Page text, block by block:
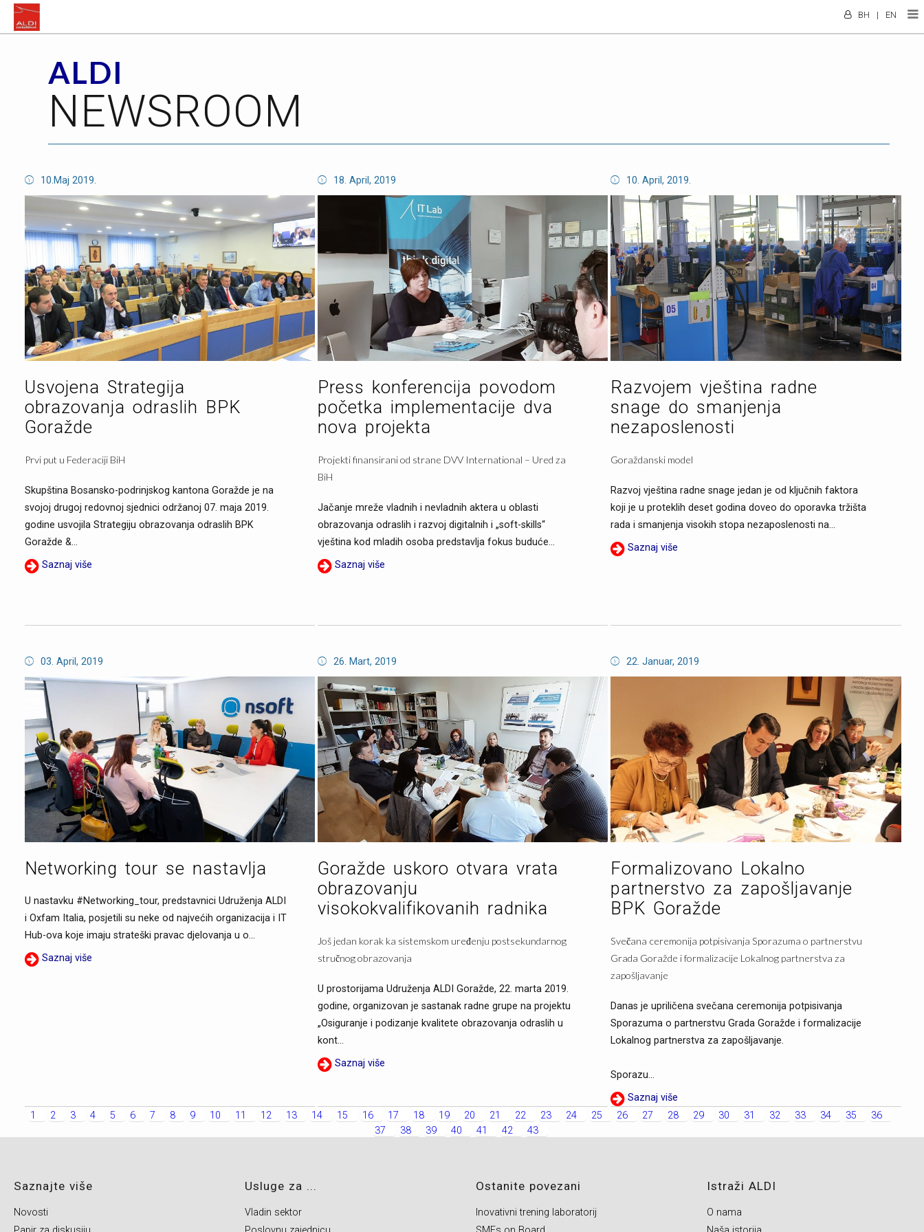
EN
|
BH
ALDI
NEWSROOM
10.Maj 2019.
Usvojena Strategija
obrazovanja odraslih BPK
Goražde
Prvi put u Federaciji BiH
Skupština Bosansko-podrinjskog kantona Goražde je na
svojoj drugoj redovnoj sjednici održanoj 07. maja 2019.
godine usvojila Strategiju obrazovanja odraslih BPK
Goražde &...
Saznaj više
18. April, 2019
Press konferencija povodom
početka implementacije dva
nova projekta
Projekti finansirani od strane DVV International – Ured za
BiH
Jačanje mreže vladnih i nevladnih aktera u oblasti
obrazovanja odraslih i razvoj digitalnih i „soft-skills“
vještina kod mladih osoba predstavlja fokus buduće...
Saznaj više
10. April, 2019.
Razvojem vještina radne
snage do smanjenja
nezaposlenosti
Goraždanski model
Razvoj vještina radne snage jedan je od ključnih faktora
koji je u proteklih deset godina doveo do oporavka tržišta
rada i smanjenja visokih stopa nezaposlenosti na...
Saznaj više
03. April, 2019
Networking tour se nastavlja
U nastavku #Networking_tour, predstavnici Udruženja ALDI
i Oxfam Italia, posjetili su neke od najvećih organizacija i IT
Hub-ova koje imaju strateški pravac djelovanja u o...
Saznaj više
26. Mart, 2019
Goražde uskoro otvara vrata
obrazovanju
visokokvalifikovanih radnika
Još jedan korak ka sistemskom uređenju postsekundarnog
stručnog obrazovanja
U prostorijama Udruženja ALDI Goražde, 22. marta 2019.
godine, organizovan je sastanak radne grupe na projektu
„Osiguranje i podizanje kvalitete obrazovanja odraslih u
kont...
Saznaj više
22. Januar, 2019
Formalizovano Lokalno
partnerstvo za zapošljavanje
BPK Goražde
Svečana ceremonija potpisivanja Sporazuma o partnerstvu
Grada Goražde i formalizacije Lokalnog partnerstva za
zapošljavanje
Danas je upriličena svečana ceremonija potpisivanja
Sporazuma o partnerstvu Grada Goražde i formalizacije
Lokalnog partnerstva za zapošljavanje.
Sporazu...
Saznaj više
1
2 3 4 5 6 7 8 9 10 11 12 13 14 15 16 17 18 19 20 21 22 23 24 25 26 27 28 29 30 31 32 33 34 35
36
37
38 39 40 41 42 43
Saznajte više
Novosti
Usluge za ...
Vladin sektor
Ostanite povezani
Inovativni trening laboratorij
Istraži ALDI
O nama